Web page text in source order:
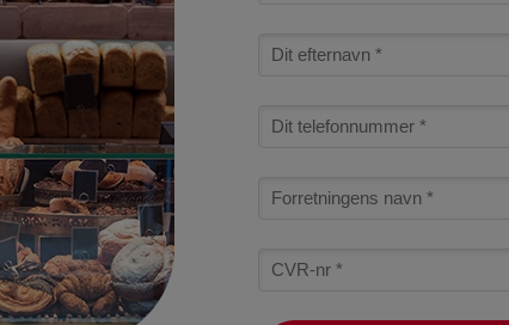
Surname
Phone
referrer_agency_name
cvr-